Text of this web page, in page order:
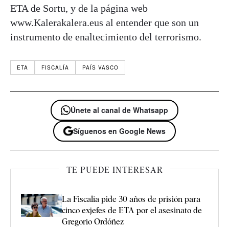
ETA de Sortu, y de la página web
www.Kalerakalera.eus al entender que son un
instrumento de enaltecimiento del terrorismo.
ETA FISCALÍA PAÍS VASCO
Únete al canal de Whatsapp
Síguenos en Google News
TE PUEDE INTERESAR
La Fiscalía pide 30 años de prisión para
cinco exjefes de ETA por el asesinato de
Gregorio Ordóñez